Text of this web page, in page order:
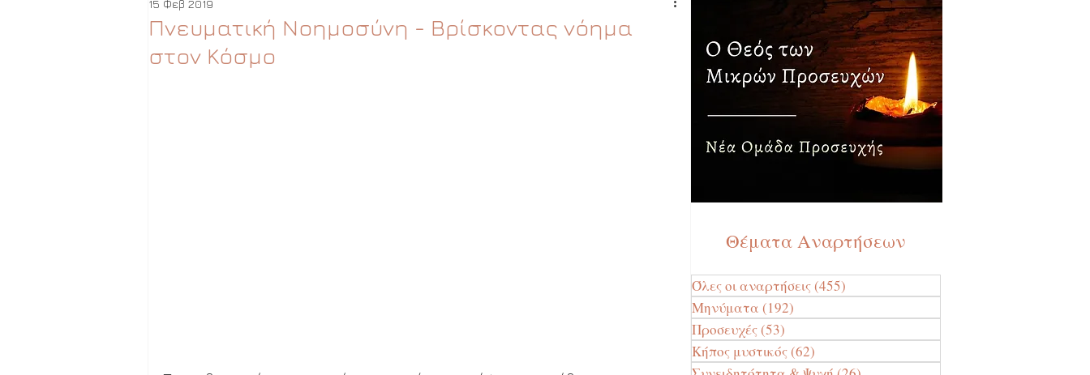
Πνευματική Νοημοσύνη - Βρίσκοντας νόημα
στον Κόσμο
15 Φεβ 2019
Θέματα Αναρτήσεων
Όλες οι αναρτήσεις(455)
Μηνύματα (192)
Προσευχές(53)
Κήπος μυστικός(62)